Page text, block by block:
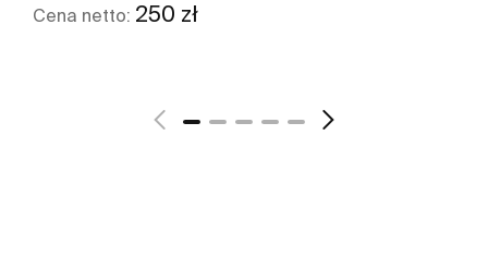
Cena netto: 250 zł